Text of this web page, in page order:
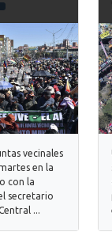
vecinales
en la
con la
secretario
...